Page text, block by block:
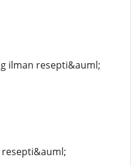
ilman resepti&auml;
resepti&auml;